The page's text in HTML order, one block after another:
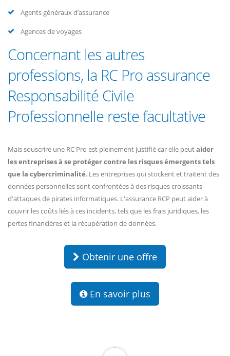
Agents généraux d’assurance
Agences de voyages
Concernant les autres
professions, la RC Pro assurance
Responsabilité Civile
Professionnelle reste facultative
Mais souscrire une RC Pro est pleinement justifié car elle peutaider
les entreprises à se protéger contre les risques émergents tels
que la cybercriminalité. Les entreprises qui stockent et traitent des
données personnelles sont confrontées à des risques croissants
d'attaques de pirates informatiques. L'assurance RCP peut aider à
couvrir les coûts liés à ces incidents, tels que les frais juridiques, les
pertes financières et la récupération de données.
Obtenir une offre
En savoir plus